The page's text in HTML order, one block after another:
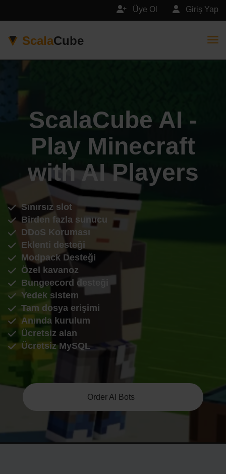
Giriş Yap
Üye Ol
ScalaCube
ScalaCube AI -
Play Minecraft
with AI Players
Sınırsız slot
Birden fazla sunucu
DDoS Koruması
Eklenti desteği
Modpack Desteği
Özel kavanoz
Bungeecord desteği
Yedek sistem
Tam dosya erişimi
Anında kurulum
Ücretsiz alan
Ücretsiz MySQL
Order AI Bots